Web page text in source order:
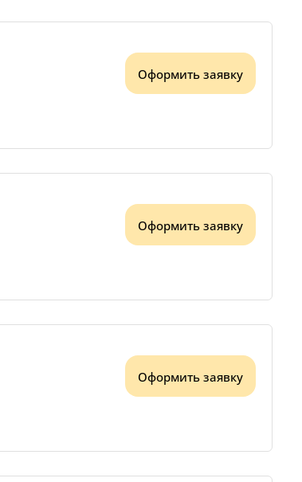
Оформить заявку
Оформить заявку
Оформить заявку